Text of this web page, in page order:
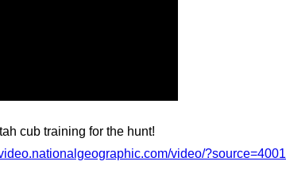
cub training for the hunt!
video/?source=4001